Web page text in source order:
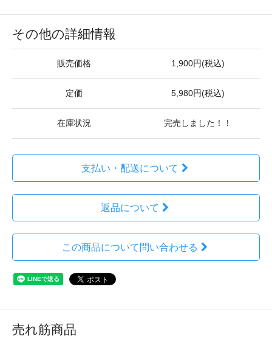
その他の詳細情報
販売価格 1,900円(税込)
定価 5,980円(税込)
在庫状況 完売しました！！
支払い・配送について
返品について
この商品について問い合わせる
売れ筋商品